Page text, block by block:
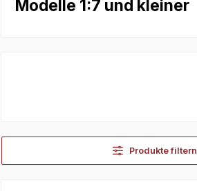
Modelle 1:7 und kleiner
Produkte filtern